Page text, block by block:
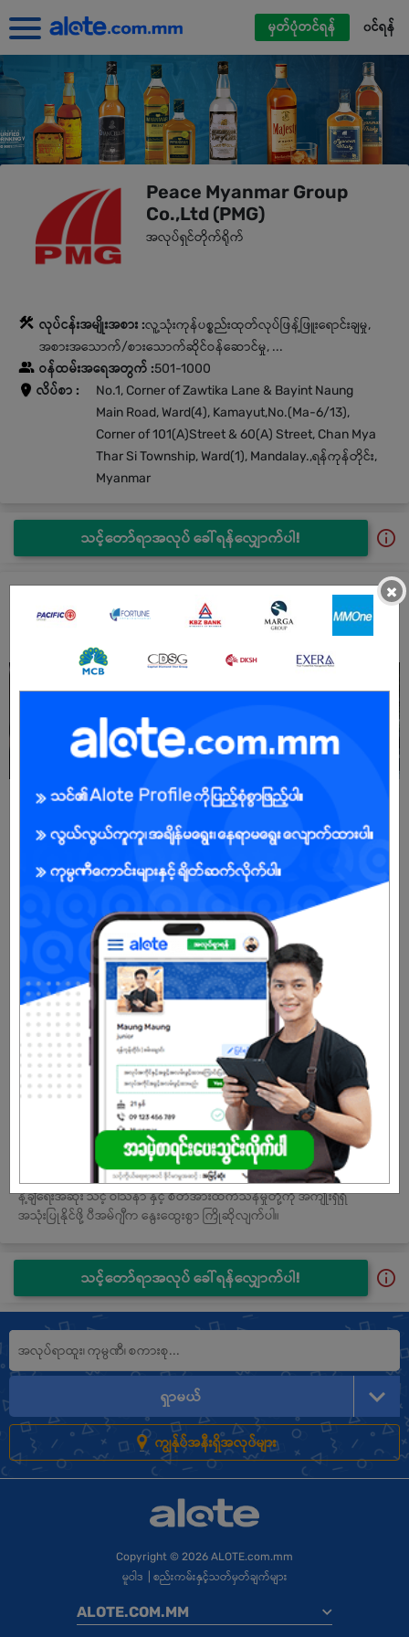
မှတ်ပုံတင်ရန် ၀င်ရန်
Peace Myanmar Group
Co.,Ltd (PMG)
အလုပ်ရှင်တိုက်ရိုက်
လုပ်ငန်းအမျိုးအစား :လူ့သုံးကုန်ပစ္စည်းထုတ်လုပ်ဖြန့်ဖြူးရောင်းချမှု,
အစားအသောက်/စားသောက်ဆိုင်ဝန်ဆောင်မှု, ...
ဝန်ထမ်းအရေအတွက် :501-1000
လိပ်စာ :
No.1, Corner of Zawtika Lane & Bayint Naung
Main Road, Ward(4), Kamayut,No.(Ma-6/13),
Corner of 101(A)Street & 60(A) Street, Chan Mya
Thar Si Township, Ward(1), Mandalay.,ရန်ကုန်တိုင်း,
Myanmar
သင့်တော်ရာအလုပ် ခေါ်ရန်လျှောက်ပါ!
Peace Myanmar Group Co.,Ltd (PMG) အလုပ်များနှင့်ကိုယ်
ရေးအချက်အလက်များ
Marketing Assistant (Male Only)
14 Jul 2026
3 ဦး
လစာကြည့်မယ်
ကြည့်ရန်
အလုပ်အားလုံးကိုကြည့်မည်။
ကုမ္ပဏီ၏မျှော်မှန်းချက်နှင့်တာဝန်
သောက်ရေသန့် နှင့် အဖျော်ယမကာ လုပ်ငန်းအတွက် ထုတ်လုပ်ရေးအစ၊ ဖြ
န့်ချိရေးအဆုံး သင့် ဝါသနာ နှင့် စိတ်အားထက်သန်မှုတို့ကို အကျိုးရှိရှိ
အသုံးပြုနိုင်ဖို့ ပီအမ်ဂျီက နွေးထွေးစွာ ကြိုဆိုလျက်ပါ။
သင့်တော်ရာအလုပ် ခေါ်ရန်လျှောက်ပါ!
ရှာမယ်
ကျွန်ုပ်အနီးရှိအလုပ်များ
×
Copyright © 2026 ALOTE.com.mm
မူဝါဒ
စည်းကမ်းနှင့်သတ်မှတ်ချက်များ
ALOTE.COM.MM